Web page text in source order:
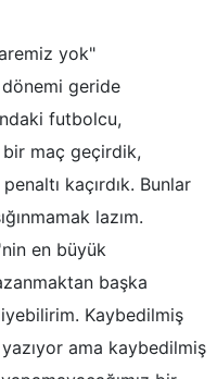
yok"
dönemi geride
futbolcu,
bir maç geçirdik,
kaçırdık. Bunlar
lazım.
en büyük
başka
Kaybedilmiş
ama kaybedilmiş